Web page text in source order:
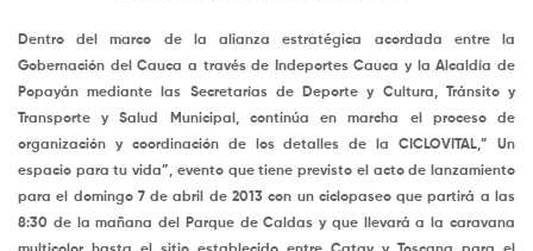
Dentro del marco de la alianza estratégica acordada entre la
Gobernación del Cauca a través de Indeportes Cauca y la Alcaldía de
Popayán mediante las Secretarías de Deporte y Cultura, Tránsito y
Transporte y Salud Municipal, continúa en marcha el proceso de
organización y coordinación de los detalles de la CICLOVITAL,” Un
espacio para tu vida”, evento que tiene previsto el acto de lanzamiento
para el domingo 7 de abril de 2013 con un ciclopaseo que partirá a las
8:30 de la mañana del Parque de Caldas y que llevará a la caravana